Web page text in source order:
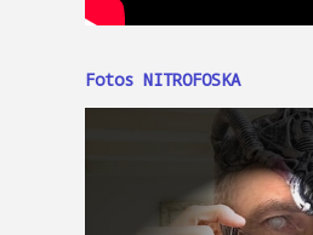
Fotos NITROFOSKA